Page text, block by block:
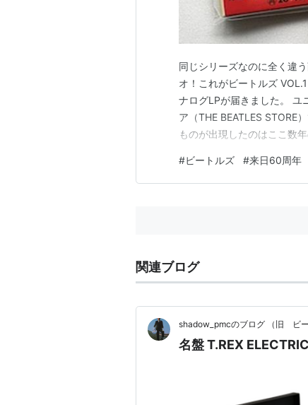
同じシリーズなのに全く違
オ！これがビートルズ
ナログLPが届きました。 ユ
ア（THE BEATLES STORE
ものが出現したのはここ数
「イエロー・サブマリン」
リング入りのポストカード
#ビートルズ #来日60周年
関連ブログ
shadow_pmcのブログ （旧 ビー
名盤 T.REX